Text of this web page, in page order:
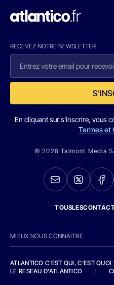
RECEVEZ NOTRE NEWSLETTER
En cliquant sur s'inscrire, vous
Termes et
© 2026 Talmont Media
MIEUX NOUS CONNAITRE
ATLANTICO C'EST QUI, C'EST QUOI
LE RESEAU D'ATLANTICO
/